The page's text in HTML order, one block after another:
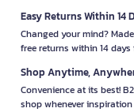
Easy Returns Within 14
Changed your mind?
free returns within 14
Shop Anytime,
Convenience at its best!
shop whenever